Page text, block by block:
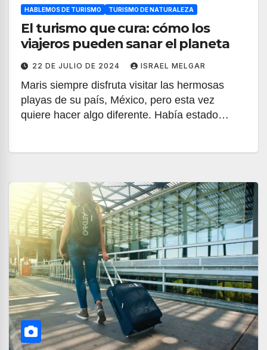
HABLEMOS DE TURISMO TURISMO DE NATURALEZA
El turismo que cura: cómo los
viajeros pueden sanar el planeta
22 DE JULIO DE 2024 ISRAEL MELGAR
Maris siempre disfruta visitar las hermosas
playas de su país, México, pero esta vez
quiere hacer algo diferente. Había estado…